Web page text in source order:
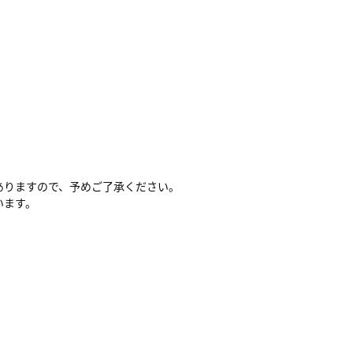
ますので、予めご了承ください。
す。